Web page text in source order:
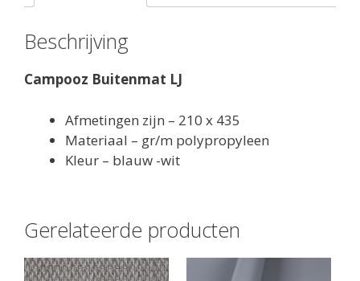
Beschrijving
Campooz Buitenmat LJ
Afmetingen zijn – 210 x 435
Materiaal – gr/m polypropyleen
Kleur – blauw -wit
Gerelateerde producten